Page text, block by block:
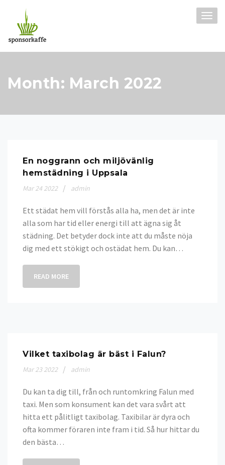
content
Month: March 2022
En noggrann och miljövänlig
hemstädning i Uppsala
Mar 24 2022 admin
Ett städat hem vill förstås alla ha, men det är inte
alla som har tid eller energi till att ägna sig åt
städning. Det betyder dock inte att du måste nöja
dig med ett stökigt och ostädat hem. Du kan…
READ MORE
Vilket taxibolag är bäst i Falun?
Mar 23 2022 admin
Du kan ta dig till, från och runtomkring Falun med
taxi. Men som konsument kan det vara svårt att
hitta ett pålitligt taxibolag. Taxibilar är dyra och
ofta kommer föraren inte fram i tid. Så hur hittar du
den bästa…